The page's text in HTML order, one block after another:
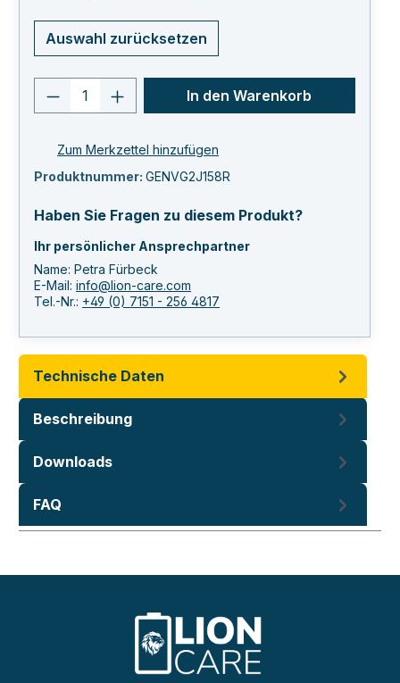
Auswahl zurücksetzen
Produkt Anzahl: Gib den
In den Warenkorb
Zum Merkzettel hinzufügen
Produktnummer: GENVG2J158R
Haben Sie Fragen zu diesem Produkt?
Ihr persönlicher Ansprechpartner
Name: Petra Fürbeck
E-Mail: info@lion-care.com
Tel.-Nr.: +49 (0) 7151 - 256 4817
Technische Daten
Beschreibung
Downloads
FAQ